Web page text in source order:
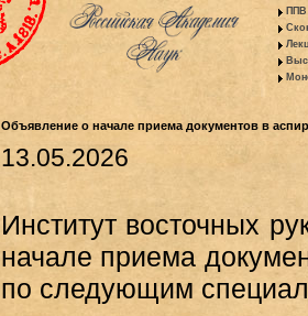
ППВ
Объявление о начале приема документов в
13.05.2026
Институт восточных
начале приема
по следующим